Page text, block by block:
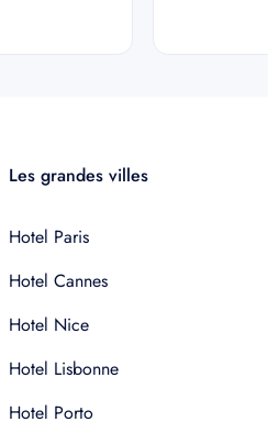
Les grandes villes
Hotel Paris
Hotel Cannes
Hotel Nice
Hotel Lisbonne
Hotel Porto